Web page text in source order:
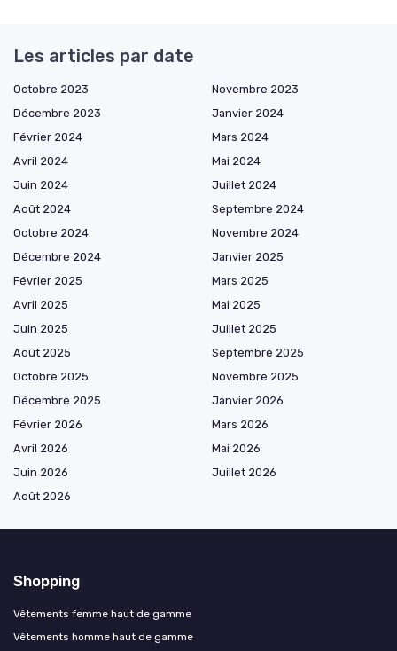
Les articles par date
Octobre 2023
Novembre 2023
Décembre 2023
Janvier 2024
Février 2024
Mars 2024
Avril 2024
Mai 2024
Juin 2024
Juillet 2024
Août 2024
Septembre 2024
Octobre 2024
Novembre 2024
Décembre 2024
Janvier 2025
Février 2025
Mars 2025
Avril 2025
Mai 2025
Juin 2025
Juillet 2025
Août 2025
Septembre 2025
Octobre 2025
Novembre 2025
Décembre 2025
Janvier 2026
Février 2026
Mars 2026
Avril 2026
Mai 2026
Juin 2026
Juillet 2026
Août 2026
Shopping
Vêtements femme haut de gamme
Vêtements homme haut de gamme